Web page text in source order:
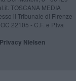
TOSCANA MEDIA
il Tribunale di Firenze
22105 - C.F. e P.Iva
Privacy Nielsen